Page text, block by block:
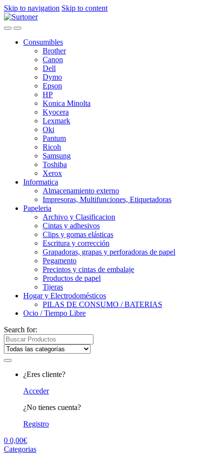
Skip to navigation Skip to content
Consumibles
Brother
Canon
Dell
Dymo
Epson
HP
Konica Minolta
Kyocera
Lexmark
Oki
Pantum
Ricoh
Samsung
Toshiba
Xerox
Informatica
Almacenamiento externo
Impresoras, Multifunciones, Etiquetadoras
Papeleria
Archivo y Clasificacion
Cintas y adhesivos
Clips y gomas elásticas
Escritura y corrección
Grapadoras, grapas y perforadoras de papel
Pegamento
Precintos y cintas de embalaje
Productos de papel
Tijeras
Hogar y Electrodomésticos
PILAS DE CONSUMO / BATERIAS
Ocio / Tiempo Libre
Search for:
¿Eres cliente?
Acceder
¿No tienes cuenta?
Registro
0 0,00€
Categorias